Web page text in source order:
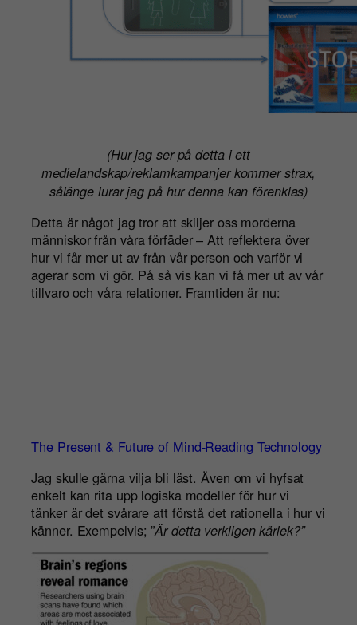
(Hur jag ser på detta i ett
medielandskap/reklamkampanjer kommer strax,
sålänge lurar jag på hur denna kan förenklas)
Detta är något jag tror att skiljer oss morderna
människor från våra förfäder – Att reflektera över
hur vi får mer ut av från vår person och varför vi
agerar som vi gör. På så vis kan vi få mer ut av vår
tillvaro och våra relationer. Framtiden är nu:
The Present & Future of Mind-Reading Technology
Jag skulle gärna vilja bli läst. Även om vi hyfsat
enkelt kan rita upp logiska modeller för hur vi
tänker är det svårare att förstå det rationella i hur vi
känner. Exempelvis; ”Är detta verkligen kärlek?”